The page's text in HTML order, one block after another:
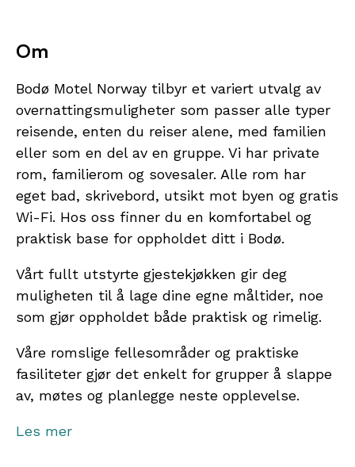
Om
Bodø Motel Norway tilbyr et variert utvalg av
overnattingsmuligheter som passer alle typer
reisende, enten du reiser alene, med familien
eller som en del av en gruppe. Vi har private
rom, familierom og sovesaler. Alle rom har
eget bad, skrivebord, utsikt mot byen og gratis
Wi-Fi. Hos oss finner du en komfortabel og
praktisk base for oppholdet ditt i Bodø.
Vårt fullt utstyrte gjestekjøkken gir deg
muligheten til å lage dine egne måltider, noe
som gjør oppholdet både praktisk og rimelig.
Våre romslige fellesområder og praktiske
fasiliteter gjør det enkelt for grupper å slappe
av, møtes og planlegge neste opplevelse.
Våre ansatte deler gjerne tips om lokale
Les mer